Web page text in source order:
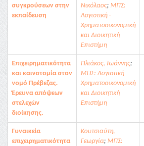
συγκρούσεων στην
εκπαίδευση
Νικόλαος; ΜΠΣ:
Λογιστική -
Χρηματοοικονομική
και Διοικητική
Επιστήμη
Επιχειρηματικότητα
και καινοτομία στον
νομό Πρέβεζας.
Έρευνα απόψεων
στελεχών
διοίκησης.
Πλιάκος, Ιωάννης;
ΜΠΣ: Λογιστική -
Χρηματοοικονομική
και Διοικητική
Επιστήμη
Γυναικεία
επιχειρηματικότητα
Κουτσιαύτη,
Γεωργία; ΜΠΣ: